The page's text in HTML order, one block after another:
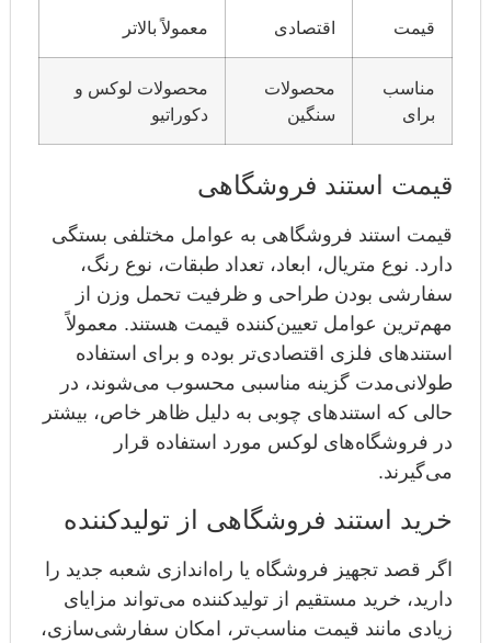
قیمت اقتصادی معمولاً بالاتر
مناسب
برای
محصولات
سنگین
محصولات لوکس و
دکوراتیو
قیمت استند فروشگاهی
قیمت استند فروشگاهی به عوامل مختلفی بستگی
دارد. نوع متریال، ابعاد، تعداد طبقات، نوع رنگ،
سفارشی بودن طراحی و ظرفیت تحمل وزن از
مهم‌ترین عوامل تعیین‌کننده قیمت هستند. معمولاً
استندهای فلزی اقتصادی‌تر بوده و برای استفاده
طولانی‌مدت گزینه مناسبی محسوب می‌شوند، در
حالی که استندهای چوبی به دلیل ظاهر خاص، بیشتر
در فروشگاه‌های لوکس مورد استفاده قرار
می‌گیرند.
خرید استند فروشگاهی از تولیدکننده
اگر قصد تجهیز فروشگاه یا راه‌اندازی شعبه جدید را
دارید، خرید مستقیم از تولیدکننده می‌تواند مزایای
زیادی مانند قیمت مناسب‌تر، امکان سفارشی‌سازی،